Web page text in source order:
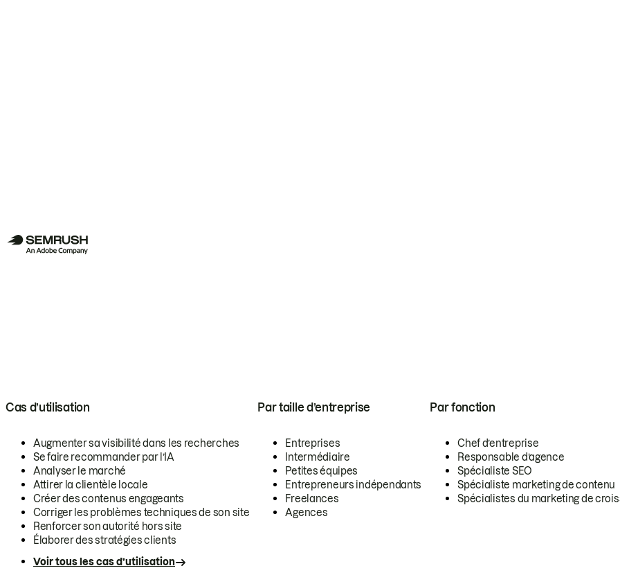
Cas d’utilisation
Augmenter sa visibilité dans les recherches
Se faire recommander par l’IA
Analyser le marché
Attirer la clientèle locale
Créer des contenus engageants
Corriger les problèmes techniques de son site
Renforcer son autorité hors site
Élaborer des stratégies clients
Voir tous les cas d’utilisation
Par taille d’entreprise
Entreprises
Intermédiaire
Petites équipes
Entrepreneurs indépendants
Freelances
Agences
Par fonction
Chef d’entreprise
Responsable d’agence
Spécialiste SEO
Spécialiste marketing de contenu
Spécialistes du marketing de